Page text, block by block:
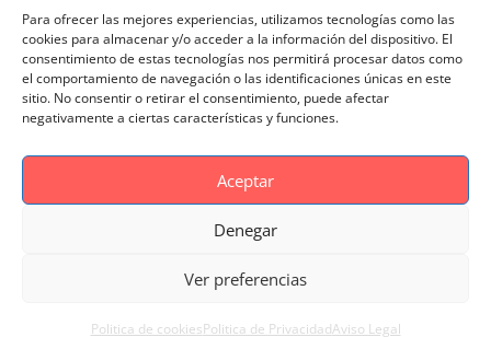
Para ofrecer las mejores experiencias, utilizamos tecnologías como las
cookies para almacenar y/o acceder a la información del dispositivo. El
consentimiento de estas tecnologías nos permitirá procesar datos como
el comportamiento de navegación o las identificaciones únicas en este
sitio. No consentir o retirar el consentimiento, puede afectar
negativamente a ciertas características y funciones.
Aceptar
Denegar
Ver preferencias
Politica de cookiesPolitica de PrivacidadAviso Legal
Politica de Privacidad
Reportaje Magnific